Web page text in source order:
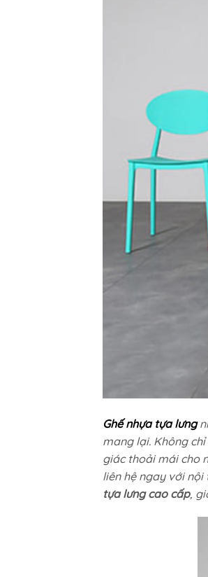
Ghế nhựa tựa lưng
mang lại. Không
giác thoải mái cho
liên hệ ngay với
tựa lưng cao cấp,